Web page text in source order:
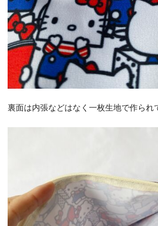
裏面は内張などはなく一枚生地で作られ